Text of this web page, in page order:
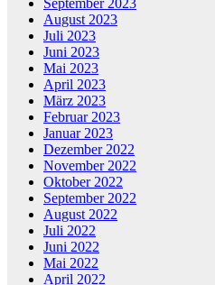
September 2023
August 2023
Juli 2023
Juni 2023
Mai 2023
April 2023
März 2023
Februar 2023
Januar 2023
Dezember 2022
November 2022
Oktober 2022
September 2022
August 2022
Juli 2022
Juni 2022
Mai 2022
April 2022